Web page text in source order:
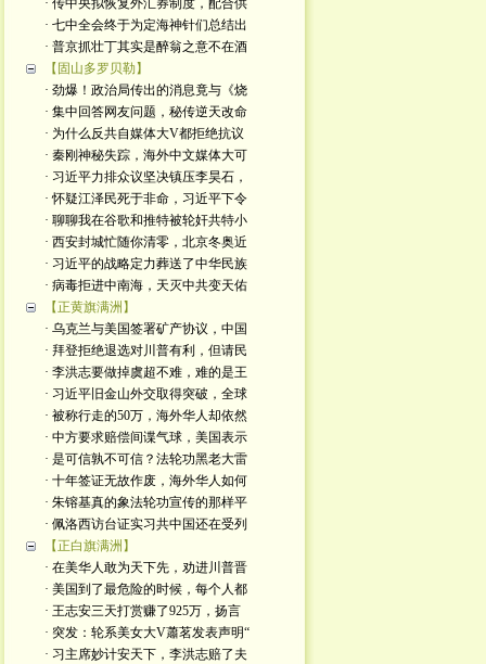
· 传中央拟恢复外汇券制度，配合供
· 七中全会终于为定海神针们总结出
· 普京抓壮丁其实是醉翁之意不在酒
【固山多罗贝勒】
· 劲爆！政治局传出的消息竟与《烧
· 集中回答网友问题，秘传逆天改命
· 为什么反共自媒体大V都拒绝抗议
· 秦刚神秘失踪，海外中文媒体大可
· 习近平力排众议坚决镇压李昊石，
· 怀疑江泽民死于非命，习近平下令
· 聊聊我在谷歌和推特被轮奸共特小
· 西安封城忙随你清零，北京冬奥近
· 习近平的战略定力葬送了中华民族
· 病毒拒进中南海，天灭中共变天佑
【正黄旗满洲】
· 乌克兰与美国签署矿产协议，中国
· 拜登拒绝退选对川普有利，但请民
· 李洪志要做掉虞超不难，难的是王
· 习近平旧金山外交取得突破，全球
· 被称行走的50万，海外华人却依然
· 中方要求赔偿间谍气球，美国表示
· 是可信孰不可信？法轮功黑老大雷
· 十年签证无故作废，海外华人如何
· 朱镕基真的象法轮功宣传的那样平
· 佩洛西访台证实习共中国还在受列
【正白旗满洲】
· 在美华人敢为天下先，劝进川普晋
· 美国到了最危险的时候，每个人都
· 王志安三天打赏赚了925万，扬言
· 突发：轮系美女大V蕭茗发表声明“
· 习主席妙计安天下，李洪志赔了夫